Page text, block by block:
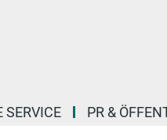
SERVICE PR &